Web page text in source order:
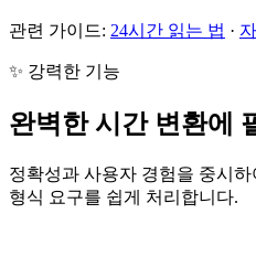
관련 가이드: 24시간 읽는 법 ·
✨ 강력한 기능
완벽한 시간 변환에
정확성과 사용자 경험을 중시
형식 요구를 쉽게 처리합니다.